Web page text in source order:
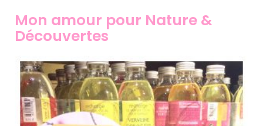
Mon amour pour Nature &
Découvertes